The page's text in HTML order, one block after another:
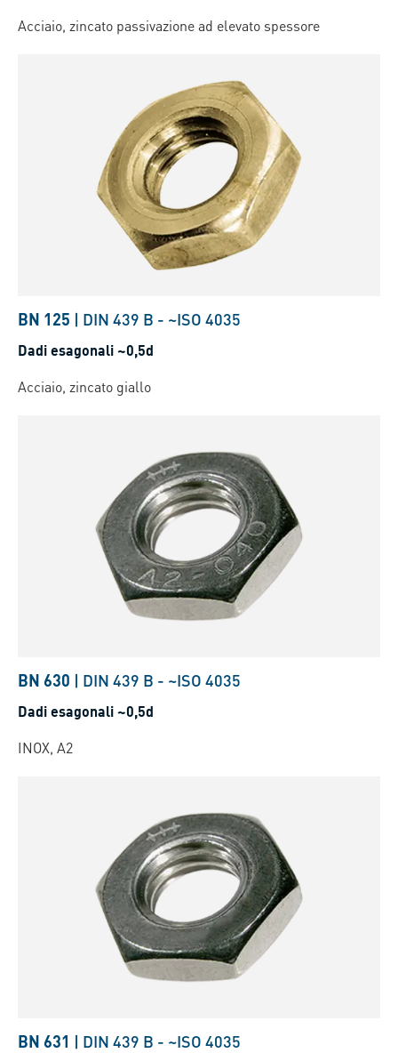
Acciaio, zincato passivazione ad elevato spessore
BN 125 | DIN 439 B - ~ISO 4035
Dadi esagonali ~0,5d
Acciaio, zincato giallo
BN 630 | DIN 439 B - ~ISO 4035
Dadi esagonali ~0,5d
INOX, A2
BN 631 | DIN 439 B - ~ISO 4035